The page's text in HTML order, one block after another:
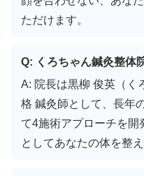
ただけます。
Q: くろちゃん鍼灸整体
A: 院長は黒柳 俊英（く
格 鍼灸師として、長年
て4施術アプローチを開
としてあなたの体を整え